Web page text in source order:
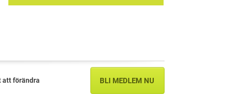
att förändra BLI MEDLEM NU